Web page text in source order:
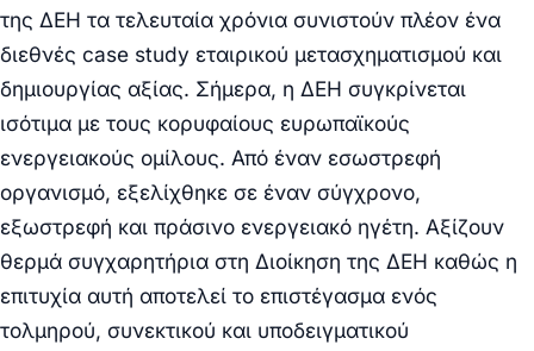
της ΔΕΗ τα τελευταία χρόνια συνιστούν πλέον ένα
διεθνές case study εταιρικού μετασχηματισμού και
δημιουργίας αξίας. Σήμερα, η ΔΕΗ συγκρίνεται
ισότιμα με τους κορυφαίους ευρωπαϊκούς
ενεργειακούς ομίλους. Από έναν εσωστρεφή
οργανισμό, εξελίχθηκε σε έναν σύγχρονο,
εξωστρεφή και πράσινο ενεργειακό ηγέτη. Αξίζουν
θερμά συγχαρητήρια στη Διοίκηση της ΔΕΗ καθώς η
επιτυχία αυτή αποτελεί το επιστέγασμα ενός
τολμηρού, συνεκτικού και υποδειγματικού